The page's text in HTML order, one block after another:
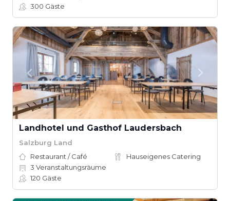
300 Gäste
Landhotel und Gasthof Laudersbach
Salzburg Land
Restaurant / Café
Hauseigenes Catering
3 Veranstaltungsräume
120 Gäste